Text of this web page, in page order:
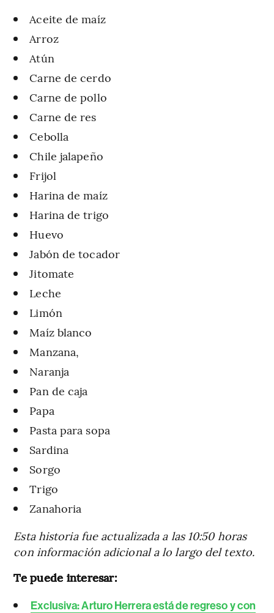
Aceite de maíz
Arroz
Atún
Carne de cerdo
Carne de pollo
Carne de res
Cebolla
Chile jalapeño
Frijol
Harina de maíz
Harina de trigo
Huevo
Jabón de tocador
Jitomate
Leche
Limón
Maíz blanco
Manzana,
Naranja
Pan de caja
Papa
Pasta para sopa
Sardina
Sorgo
Trigo
Zanahoria
Esta historia fue actualizada a las 10:50 horas
con información adicional a lo largo del texto.
Te puede interesar:
Exclusiva: Arturo Herrera está de regreso y con